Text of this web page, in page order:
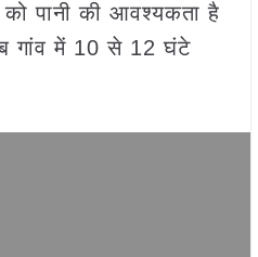
पानी की आवश्यकता है
गांव में 10 से 12 घंटे